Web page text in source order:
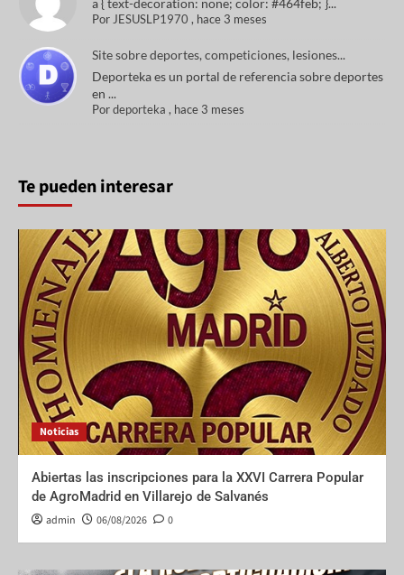
a { text-decoration: none; color: #464feb; }...
Por JESUSLP1970 , hace 3 meses
Site sobre deportes, competiciones, lesiones...
Deporteka es un portal de referencia sobre deportes
en ...
Pordeporteka , hace 3 meses
Te pueden interesar
Noticias
Abiertas las inscripciones para la XXVI Carrera Popular
de AgroMadrid en Villarejo de Salvanés
admin 06/08/2026 0